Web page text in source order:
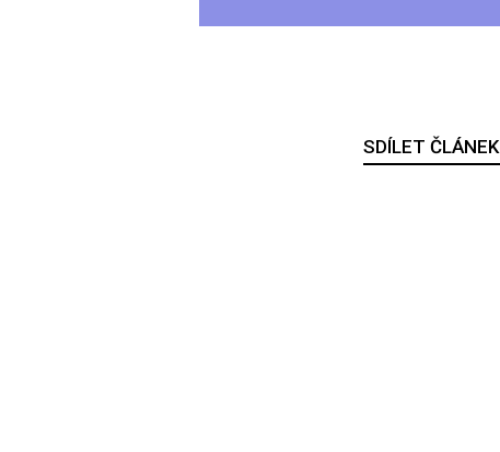
SDÍLET ČLÁNEK